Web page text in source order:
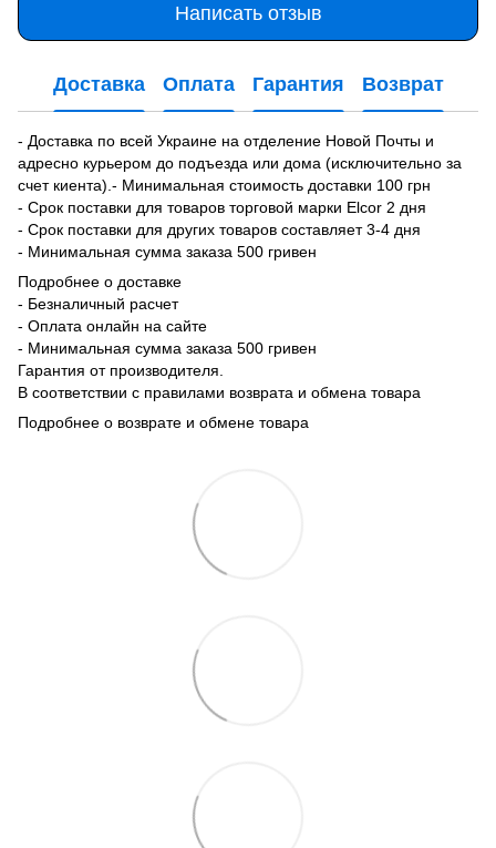
Написать отзыв
Доставка Оплата Гарантия Возврат
- Доставка по всей Украине на отделение Новой Почты и
адресно курьером до подъезда или дома (исключительно за
счет киента).- Минимальная стоимость доставки 100 грн
- Срок поставки для товаров торговой марки Elcor 2 дня
- Срок поставки для других товаров составляет 3-4 дня
- Минимальная сумма заказа 500 гривен
Подробнее о доставке
- Безналичный расчет
- Оплата онлайн на сайте
- Минимальная сумма заказа 500 гривен
Гарантия от производителя.
В соответствии с правилами возврата и обмена товара
Подробнее о возврате и обмене товара